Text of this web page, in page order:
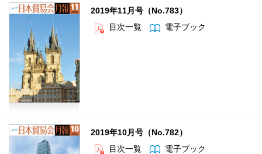
2019年11月号（No.783）
目次一覧
電子ブック
2019年10月号（No.782）
目次一覧
電子ブック